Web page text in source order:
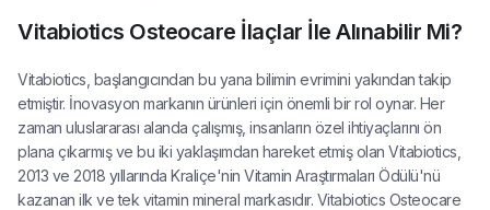
Vitabiotics Osteocare İlaçlar İle Alınabilir Mi?
Vitabiotics, başlangıcından bu yana bilimin evrimini yakından takip
etmiştir. İnovasyon markanın ürünleri için önemli bir rol oynar. Her
zaman uluslararası alanda çalışmış, insanların özel ihtiyaçlarını ön
plana çıkarmış ve bu iki yaklaşımdan hareket etmiş olan Vitabiotics,
2013 ve 2018 yıllarında Kraliçe'nin Vitamin Araştırmaları Ödülü'nü
kazanan ilk ve tek vitamin mineral markasıdır. Vitabiotics Osteocare